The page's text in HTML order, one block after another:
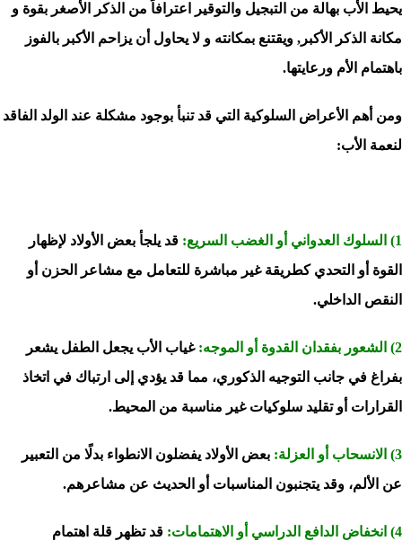
يحيط الأب بهالة من التبجيل والتوقير اعترافاً من الذكر الأصغر بقوة و
مكانة الذكر الأكبر, ويقتنع بمكانته و لا يحاول أن يزاحم الأكبر بالفوز
باهتمام الأم ورعايتها.
ومن أهم الأعراض السلوكية التي قد تنبأ بوجود مشكلة عند الولد الفاقد
لنعمة الأب:
1) السلوك العدواني أو الغضب السريع:
قد يلجأ بعض الأولاد لإظهار
القوة أو التحدي كطريقة غير مباشرة للتعامل مع مشاعر الحزن أو
النقص الداخلي.
2) الشعور بفقدان القدوة أو الموجه:
غياب الأب يجعل الطفل يشعر
بفراغ في جانب التوجيه الذكوري، مما قد يؤدي إلى ارتباك في اتخاذ
القرارات أو تقليد سلوكيات غير مناسبة من المحيط.
3) الانسحاب أو العزلة:
بعض الأولاد يفضلون الانطواء بدلًا من التعبير
عن الألم، وقد يتجنبون المناسبات أو الحديث عن مشاعرهم.
4) انخفاض الدافع الدراسي أو الاهتمامات:
قد تظهر قلة اهتمام